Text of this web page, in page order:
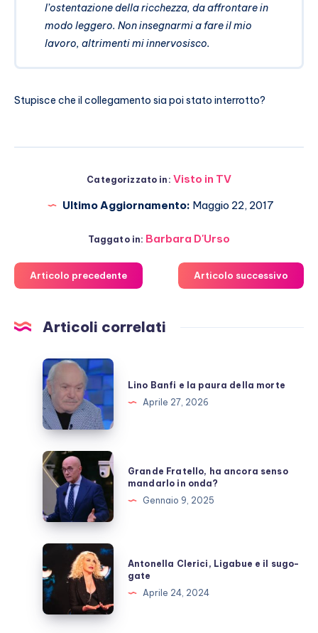
l’ostentazione della ricchezza, da affrontare in
modo leggero. Non insegnarmi a fare il mio
lavoro, altrimenti mi innervosisco.
Stupisce che il collegamento sia poi stato interrotto?
Categorizzato in: Visto in TV
Ultimo Aggiornamento: Maggio 22, 2017
Taggato in: Barbara D'Urso
Articolo precedente Articolo successivo
Articoli correlati
Lino
Banfi
e
la
paura
della
morte
Lino Banfi e la paura della morte
Aprile 27, 2026
Grande
Fratello,
ancora
senso
mandarlo
in
onda?
Grande Fratello, ha ancora senso
mandarlo in onda?
Gennaio 9, 2025
Antonella
Clerici,
Ligabue
e
Antonella Clerici, Ligabue e il sugo-
gate
Aprile 24, 2024